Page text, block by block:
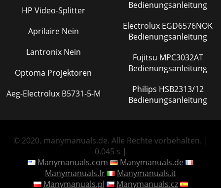
HP Video-Splitter
Aprilaire Nein
Lantronix Nein
Optoma Projektoren
Aeg-Electrolux B5731-5-M
Bedienungsanleitung
Electrolux EGD6576NOK
Bedienungsanleitung
Fujitsu MPC3032AT
Bedienungsanleitung
Philips HSB2313/12
Bedienungsanleitung
© 2020, manymanuals.de. Alle Rechte vorbehalten. |
0.045 s |
Manymanuals.com
Manymanuals.de
Manymanuals.fr
Manymanuals.it
Manymanuals.pl
Manymanuals.cz